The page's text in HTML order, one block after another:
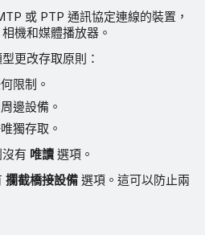
或 PTP 通訊協定連線的裝置，
機和媒體播放器。
更改存取原則：
限制。
邊設備。
獨存取。
有 唯讀 選項。
攔截橋接設備 選項。這可以防止兩